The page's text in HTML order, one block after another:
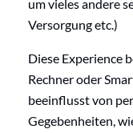
um vieles andere
Versorgung etc.)
Diese Experience
Rechner oder
beeinflusst von
Gegebenheiten,